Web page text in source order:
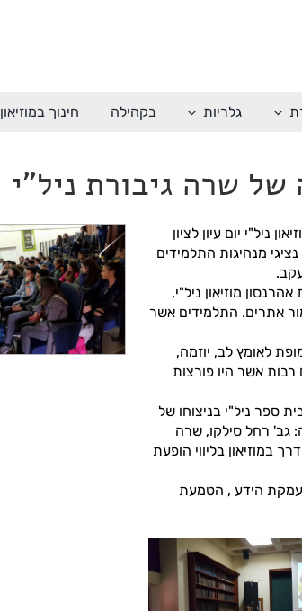
גלריות בקהילה חינוך במוזיאון
של שרה גיבורת ניל"י
צפה
בתמונה
מוגדלת
אהרנסון מוזיאון ניל"י יום עיון לציון
מנהיגות התלמידים
מוזיאון ניל"י,
אתרים. התלמידים אשר
לאומץ לב, יוזמה,
אשר היו פורצות
ספר ניל"י בניצוחו של
גב' רחל סילקו, שרה
במוזיאון בליווי הופעת
הידע , הטמעת